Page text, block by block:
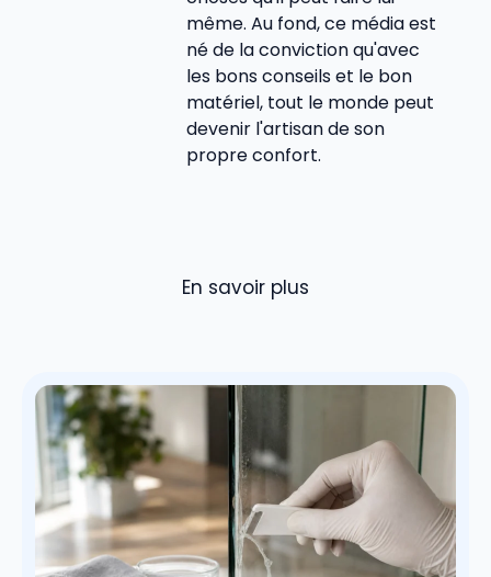
même. Au fond, ce média est
né de la conviction qu'avec
les bons conseils et le bon
matériel, tout le monde peut
devenir l'artisan de son
propre confort.
En savoir plus